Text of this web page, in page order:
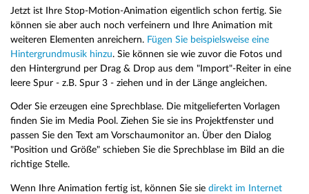
Jetzt ist Ihre Stop-Motion-Animation eigentlich schon fertig. Sie
können sie aber auch noch verfeinern und Ihre Animation mit
weiteren Elementen anreichern. Fügen Sie beispielsweise eine
Hintergrundmusik hinzu. Sie können sie wie zuvor die Fotos und
den Hintergrund per Drag & Drop aus dem "Import"-Reiter in eine
leere Spur - z.B. Spur 3 - ziehen und in der Länge angleichen.
Oder Sie erzeugen eine Sprechblase. Die mitgelieferten Vorlagen
finden Sie im Media Pool. Ziehen Sie sie ins Projektfenster und
passen Sie den Text am Vorschaumonitor an. Über den Dialog
"Position und Größe" schieben Sie die Sprechblase im Bild an die
richtige Stelle.
Wenn Ihre Animation fertig ist, können Sie sie direkt im Internet